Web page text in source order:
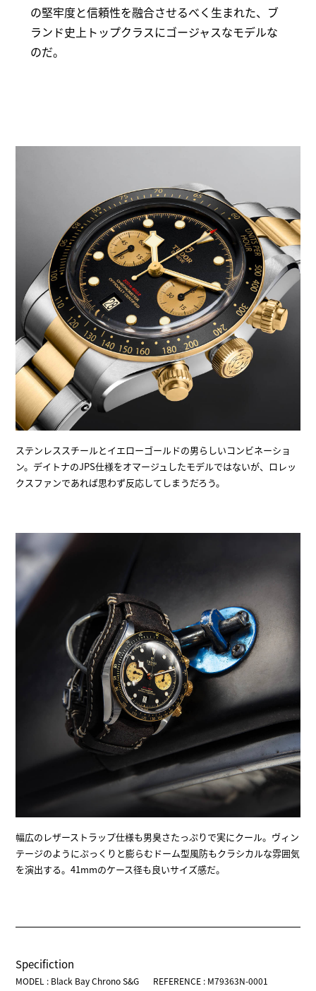
の堅牢度と信頼性を融合させるべく生まれた、ブ
ランド史上トップクラスにゴージャスなモデルな
のだ。
ステンレススチールとイエローゴールドの男らしいコンビネーショ
ン。デイトナのJPS仕様をオマージュしたモデルではないが、ロレッ
クスファンであれば思わず反応してしまうだろう。
幅広のレザーストラップ仕様も男臭さたっぷりで実にクール。ヴィン
テージのようにぷっくりと膨らむドーム型風防もクラシカルな雰囲気
を演出する。41mmのケース径も良いサイズ感だ。
Specifiction
MODEL : Black Bay Chrono S&G
REFERENCE : M79363N-0001